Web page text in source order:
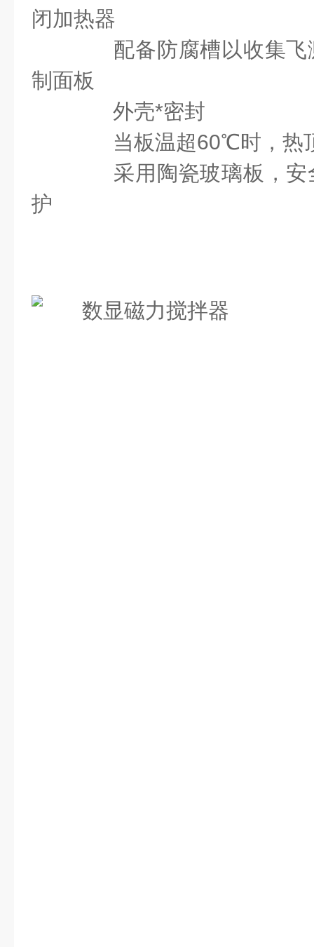
闭加热器
配备防腐槽以收集飞
制面板
外壳*密封
当板温超60℃时，热
采用陶瓷玻璃板，安
护